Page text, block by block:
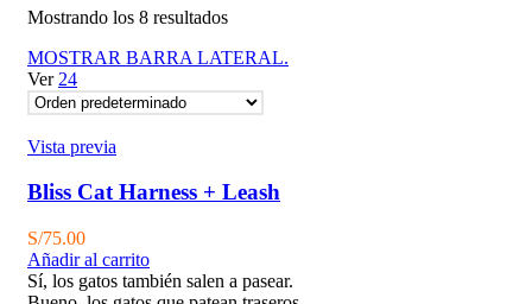
Mostrando los 8 resultados
MOSTRAR BARRA LATERAL.
Ver 24
Vista previa
Bliss Cat Harness + Leash
S/75.00
Añadir al carrito
Sí, los gatos también salen a pasear.